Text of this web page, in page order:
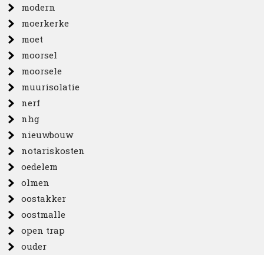
modern
moerkerke
moet
moorsel
moorsele
muurisolatie
nerf
nhg
nieuwbouw
notariskosten
oedelem
olmen
oostakker
oostmalle
open trap
ouder